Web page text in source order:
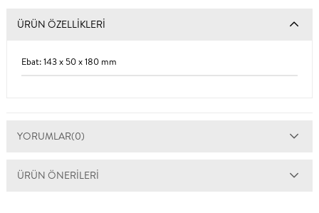
ÜRÜN ÖZELLIKLERI
Ebat: 143 x 50 x 180 mm
YORUMLAR(0)
ÜRÜN ÖNERILERI